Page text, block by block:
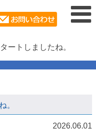
ートしましたね。
。
2026.06.01